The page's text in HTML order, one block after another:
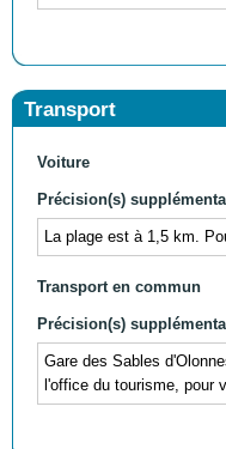
Transport
Voiture
Précision(s)
La plage est à 1,5 km.
Transport en commun
Précision(s)
Gare des Sables
l'office du tourisme, pour